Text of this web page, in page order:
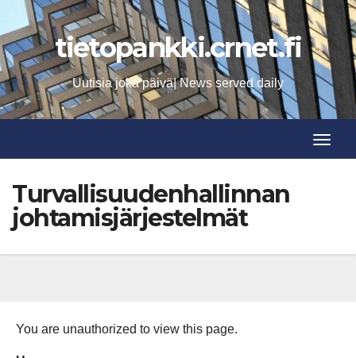
to
content
tietopankki.crnet.fi
Uutisia joka päivä| News served daily
Turvallisuudenhallinnan
johtamisjärjestelmät
You are unauthorized to view this page.